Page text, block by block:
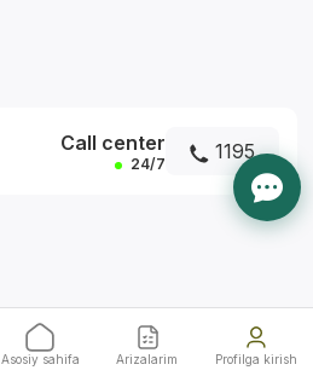
Call center
24/7 1195
Asosiy sahifa Arizalarim Profilga kirish